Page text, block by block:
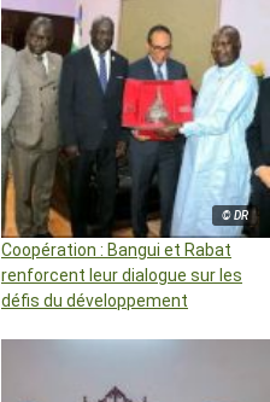
© DR
Coopération : Bangui et Rabat
renforcent leur dialogue sur les
défis du développement